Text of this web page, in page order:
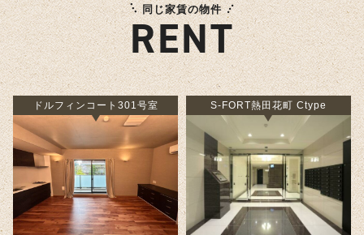
同じ家賃の物件
RENT
ドルフィンコート301号室 S-FORT熱田花町 Ctype